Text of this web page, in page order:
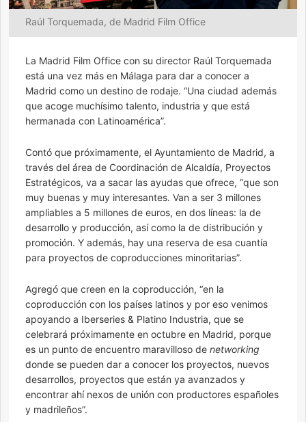
Raúl Torquemada, de Madrid Film Office
La Madrid Film Office con su director Raúl Torquemada
está una vez más en Málaga para dar a conocer a
Madrid como un destino de rodaje. “Una ciudad además
que acoge muchísimo talento, industria y que está
hermanada con Latinoamérica”.
Contó que próximamente, el Ayuntamiento de Madrid, a
través del área de Coordinación de Alcaldía, Proyectos
Estratégicos, va a sacar las ayudas que ofrece, “que son
muy buenas y muy interesantes. Van a ser 3 millones
ampliables a 5 millones de euros, en dos líneas: la de
desarrollo y producción, así como la de distribución y
promoción. Y además, hay una reserva de esa cuantía
para proyectos de coproducciones minoritarias”.
Agregó que creen en la coproducción, “en la
coproducción con los países latinos y por eso venimos
apoyando a Iberseries & Platino Industria, que se
celebrará próximamente en octubre en Madrid, porque
es un punto de encuentro maravilloso de networking
donde se pueden dar a conocer los proyectos, nuevos
desarrollos, proyectos que están ya avanzados y
encontrar ahí nexos de unión con productores españoles
y madrileños”.